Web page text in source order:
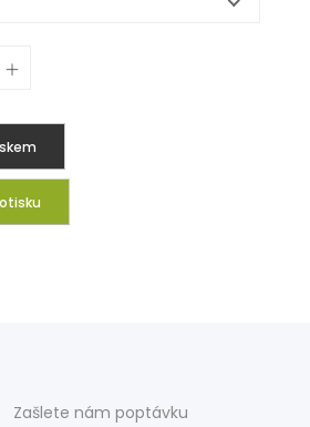
Zašlete nám poptávku